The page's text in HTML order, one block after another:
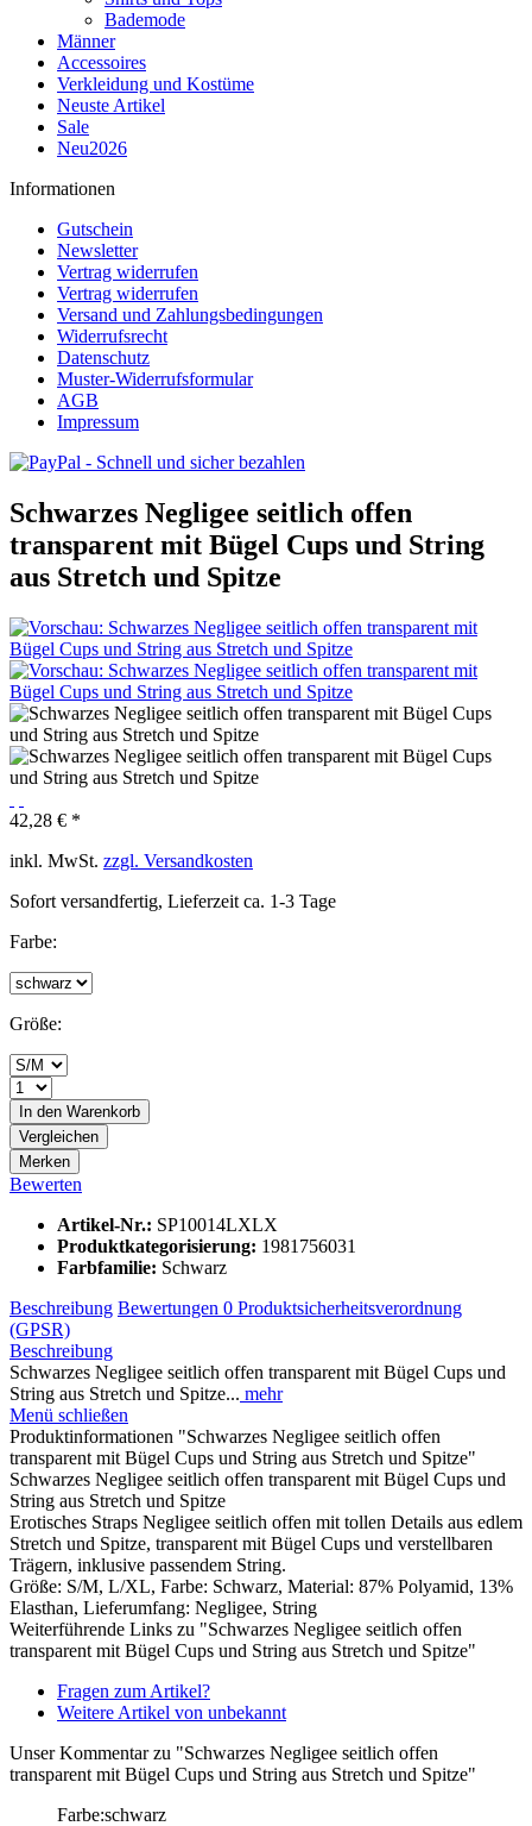
Bademode
Männer
Accessoires
Verkleidung und Kostüme
Neuste Artikel
Sale
Neu2026
Informationen
Gutschein
Newsletter
Vertrag widerrufen
Vertrag widerrufen
Versand und Zahlungsbedingungen
Widerrufsrecht
Datenschutz
Muster-Widerrufsformular
AGB
Impressum
Schwarzes Negligee seitlich offen
transparent mit Bügel Cups und String
aus Stretch und Spitze
42,28 € *
inkl. MwSt. zzgl. Versandkosten
Sofort versandfertig, Lieferzeit ca. 1-3 Tage
Farbe:
Größe:
In den Warenkorb
Vergleichen
Merken
Bewerten
Artikel-Nr.: SP10014LXLX
Produktkategorisierung: 1981756031
Farbfamilie: Schwarz
Beschreibung Bewertungen 0 Produktsicherheitsverordnung
(GPSR)
Beschreibung
Schwarzes Negligee seitlich offen transparent mit Bügel Cups und
String aus Stretch und Spitze... mehr
Menü schließen
Produktinformationen "Schwarzes Negligee seitlich offen
transparent mit Bügel Cups und String aus Stretch und Spitze"
Schwarzes Negligee seitlich offen transparent mit Bügel Cups und
String aus Stretch und Spitze
Erotisches Straps Negligee seitlich offen mit tollen Details aus edlem
Stretch und Spitze, transparent mit Bügel Cups und verstellbaren
Trägern, inklusive passendem String.
Größe: S/M, L/XL, Farbe: Schwarz, Material: 87% Polyamid, 13%
Elasthan, Lieferumfang: Negligee, String
Weiterführende Links zu "Schwarzes Negligee seitlich offen
transparent mit Bügel Cups und String aus Stretch und Spitze"
Fragen zum Artikel?
Weitere Artikel von unbekannt
Unser Kommentar zu "Schwarzes Negligee seitlich offen
transparent mit Bügel Cups und String aus Stretch und Spitze"
Farbe:schwarz